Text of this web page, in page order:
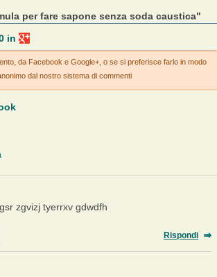
per fare sapone senza soda caustica"
in
da Facebook e Google+, o se si preferisce farlo in modo
dal nostro sistema di commenti
zgvizj tyerrxv gdwdfh
Rispondi